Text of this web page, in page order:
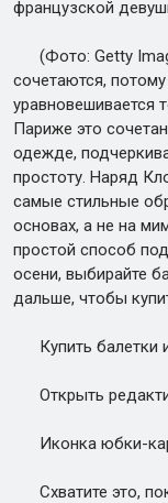
французской
(Фото: Getty
сочетаются,
уравновешивается
Париже это
одежде,
простоту. Наряд
самые стильные
основах, а не на
простой способ
осени, выбирайте
дальше, чтобы
Купить балетки
Открыть
Иконка юбки-
Схватите это,